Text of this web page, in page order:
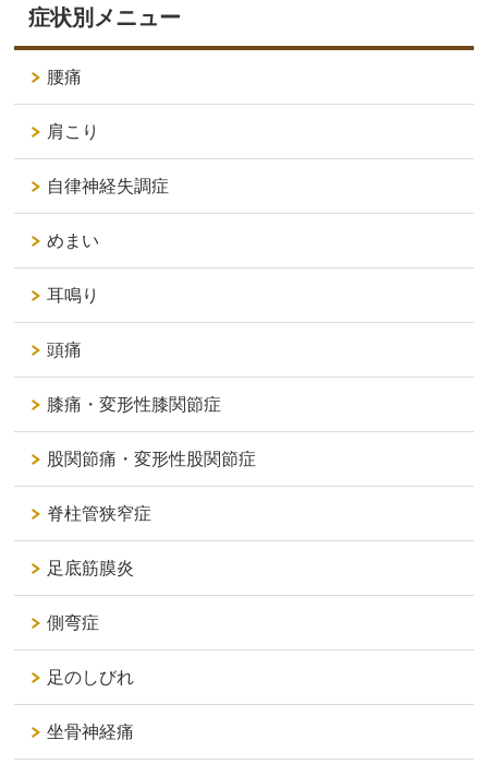
症状別メニュー
腰痛
肩こり
自律神経失調症
めまい
耳鳴り
頭痛
膝痛・変形性膝関節症
股関節痛・変形性股関節症
脊柱管狭窄症
足底筋膜炎
側弯症
足のしびれ
坐骨神経痛